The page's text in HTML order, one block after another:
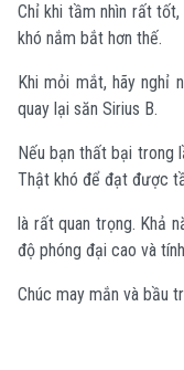
Chỉ khi tầm nhìn rất
khó nắm bắt hơn thế.
Khi mỏi mắt, hãy nghỉ
quay lại săn Sirius B.
Nếu bạn thất bại trong
Thật khó để đạt được
là rất quan trọng. Khả
độ phóng đại cao và
Chúc may mắn và bầu